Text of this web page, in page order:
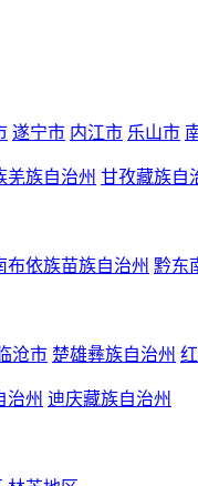
遂宁市 内江市 乐山市
羌族自治州 甘孜藏族自
布依族苗族自治州 黔东
临沧市 楚雄彝族自治州
治州 迪庆藏族自治州